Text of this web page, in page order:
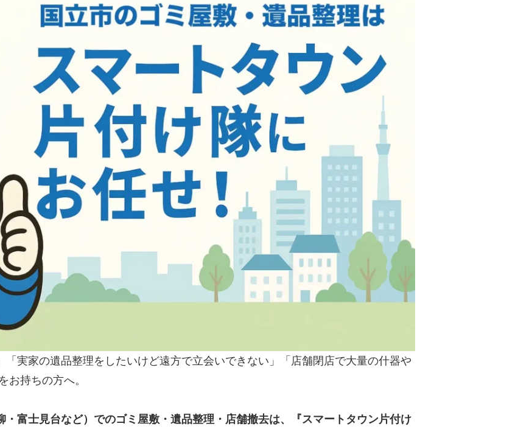
「実家の遺品整理をしたいけど遠方で立会いできない」「店舗閉店で大量の什器や
お持ちの方へ。
富士見台など）でのゴミ屋敷・遺品整理・店舗撤去は、『スマートタウン片付け